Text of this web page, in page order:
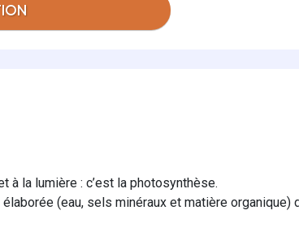
à la lumière : c’est la photosynthèse.
(eau, sels minéraux et matière organique)